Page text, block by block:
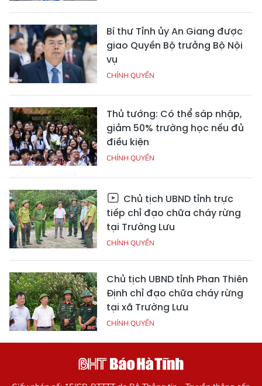
Bí thư Tỉnh ủy An Giang được
giao Quyền Bộ trưởng Bộ Nội
vụ
CHÍNH QUYỀN
Thủ tướng: Có thể sáp nhập,
giảm 50% trường học nếu đủ
điều kiện
CHÍNH QUYỀN
Chủ tịch UBND tỉnh trực
tiếp chỉ đạo chữa cháy rừng
tại Trường Lưu
CHÍNH QUYỀN
Chủ tịch UBND tỉnh Phan Thiên
Định chỉ đạo chữa cháy rừng
tại xã Trường Lưu
CHÍNH QUYỀN